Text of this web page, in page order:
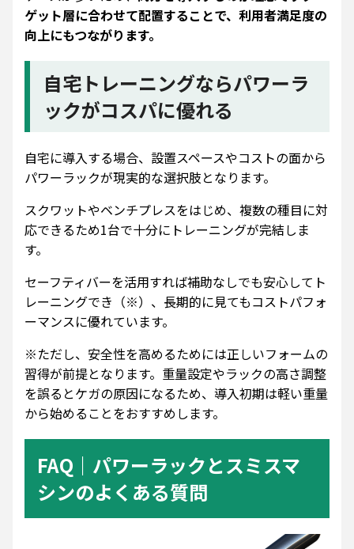
ゲット層に合わせて配置することで、利用者満足度の
向上にもつながります。
自宅トレーニングならパワーラ
ックがコスパに優れる
自宅に導入する場合、設置スペースやコストの面から
パワーラックが現実的な選択肢となります。
スクワットやベンチプレスをはじめ、複数の種目に対
応できるため1台で十分にトレーニングが完結しま
す。
セーフティバーを活用すれば補助なしでも安心してト
レーニングでき（※）、長期的に見てもコストパフォ
ーマンスに優れています。
※ただし、安全性を高めるためには正しいフォームの
習得が前提となります。重量設定やラックの高さ調整
を誤るとケガの原因になるため、導入初期は軽い重量
から始めることをおすすめします。
FAQ｜パワーラックとスミスマ
シンのよくある質問